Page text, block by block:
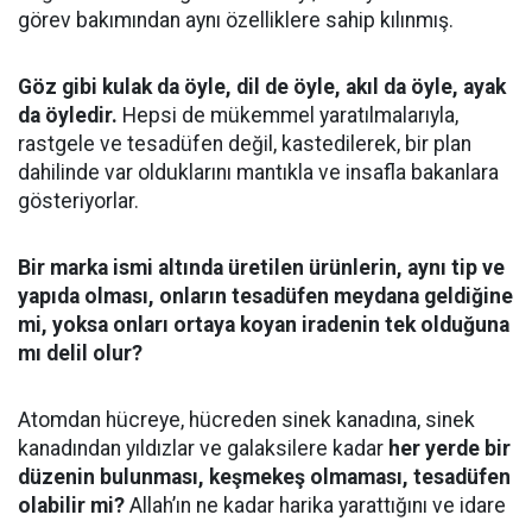
görev bakımından aynı özelliklere sahip kılınmış.
Göz gibi kulak da öyle, dil de öyle, akıl da öyle, ayak
da öyledir. Hepsi de mükemmel yaratılmalarıyla,
rastgele ve tesadüfen değil, kastedilerek, bir plan
dahilinde var olduklarını mantıkla ve insafla bakanlara
gösteriyorlar.
Bir marka ismi altında üretilen ürünlerin, aynı tip ve
yapıda olması, onların tesadüfen meydana geldiğine
mi, yoksa onları ortaya koyan iradenin tek olduğuna
mı delil olur?
Atomdan hücreye, hücreden sinek kanadına, sinek
kanadından yıldızlar ve galaksilere kadar her yerde bir
düzenin bulunması, keşmekeş olmaması, tesadüfen
olabilir mi? Allah’ın ne kadar harika yarattığını ve idare